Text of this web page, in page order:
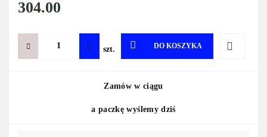
304.00
szt. DO KOSZYKA
Zamów w ciągu
a paczkę wyślemy dziś